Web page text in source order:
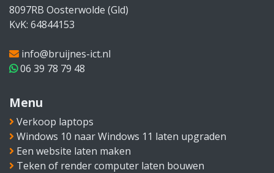
8097RB Oosterwolde (Gld)
KvK: 64844153
info@bruijnes-ict.nl
06 39 78 79 48
Menu
Verkoop laptops
Windows 10 naar Windows 11 laten upgraden
Een website laten maken
Teken of render computer laten bouwen